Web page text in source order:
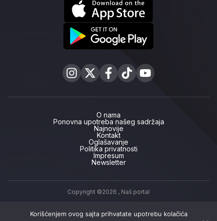
O nama
Ponovna upotreba našeg sadržaja
Najnovije
Kontakt
Oglašavanje
Politika privatnosti
Impresum
Newsletter
Copyright ©2026 , Naš portal
Korišćenjem ovog sajta prihvatate upotrebu kolačića